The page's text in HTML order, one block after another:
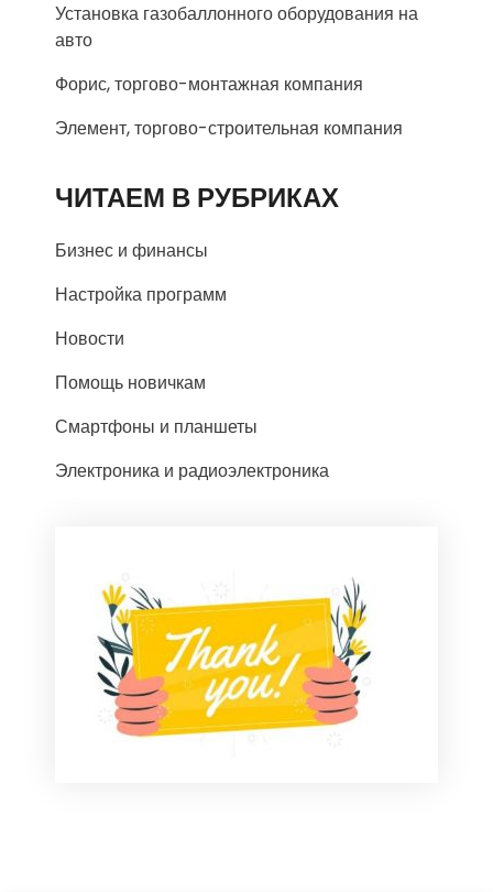
Установка газобаллонного оборудования на
авто
Форис, торгово-монтажная компания
Элемент, торгово-строительная компания
ЧИТАЕМ В РУБРИКАХ
Бизнес и финансы
Настройка программ
Новости
Помощь новичкам
Смартфоны и планшеты
Электроника и радиоэлектроника